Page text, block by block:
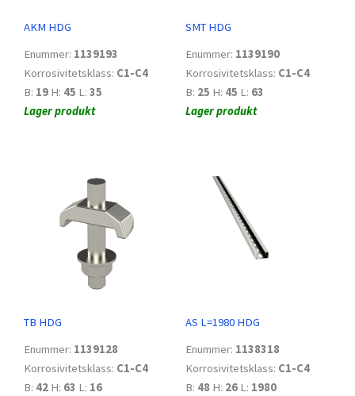
AKM HDG
Enummer: 1139193
Korrosivitetsklass: C1-C4
B: 19 H: 45 L: 35
Lager produkt
SMT HDG
Enummer: 1139190
Korrosivitetsklass: C1-C4
B: 25 H: 45 L: 63
Lager produkt
TB HDG
Enummer: 1139128
Korrosivitetsklass: C1-C4
B: 42 H: 63 L: 16
AS L=1980 HDG
Enummer: 1138318
Korrosivitetsklass: C1-C4
B: 48 H: 26 L: 1980